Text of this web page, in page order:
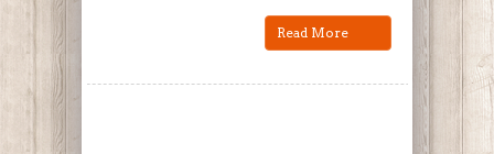
Read More